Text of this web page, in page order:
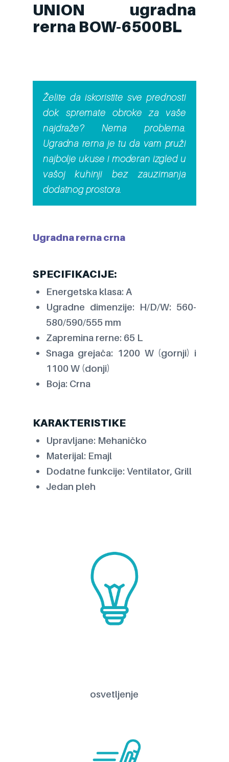
UNION ugradna
rerna BOW-6500BL
Želite da iskoristite sve prednosti
dok spremate obroke za vaše
najdraže? Nema problema.
Ugradna rerna je tu da vam pruži
najbolje ukuse i moderan izgled u
vašoj kuhinji bez zauzimanja
dodatnog prostora.
Ugradna rerna crna
SPECIFIKACIJE:
Energetska klasa: A
Ugradne dimenzije: H/D/W: 560-
580/590/555 mm
Zapremina rerne: 65 L
Snaga grejača: 1200 W (gornji) i
1100 W (donji)
Boja: Crna
KARAKTERISTIKE
Upravljane: Mehaničko
Materijal: Emajl
Dodatne funkcije: Ventilator, Grill
Jedan pleh
osvetljenje